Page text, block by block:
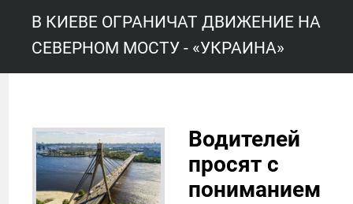
846
В КИЕВЕ ОГРАНИЧАТ ДВИЖЕНИЕ НА
СЕВЕРНОМ МОСТУ - «УКРАИНА»
Водителей
просят с
пониманием